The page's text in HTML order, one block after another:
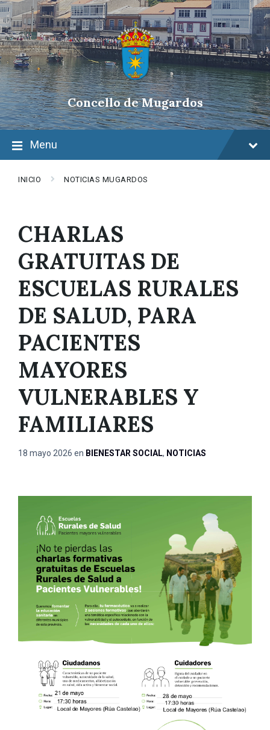
Skip
to
content
Skip
to
main
navigation
Skip
to
footer
Concello de Mugardos
Menu
INICIO NOTICIAS MUGARDOS
CHARLAS
GRATUITAS DE
ESCUELAS RURALES
DE SALUD, PARA
PACIENTES
MAYORES
VULNERABLES Y
FAMILIARES
18 mayo 2026 en BIENESTAR SOCIAL, NOTICIAS